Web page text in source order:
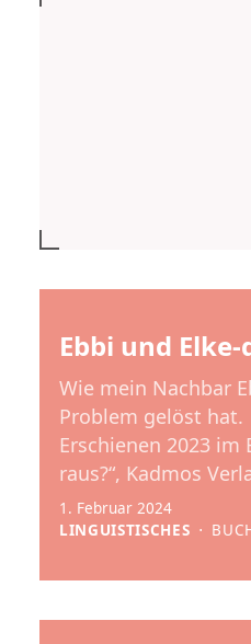
Ebbi und
Wie mein Nachbar
Problem gelöst hat.
Erschienen 2023 im
raus?“, Kadmos
1. Februar 2024
LINGUISTISCHES ⋅